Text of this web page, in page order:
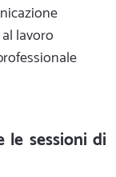
lavoro
le sessioni di